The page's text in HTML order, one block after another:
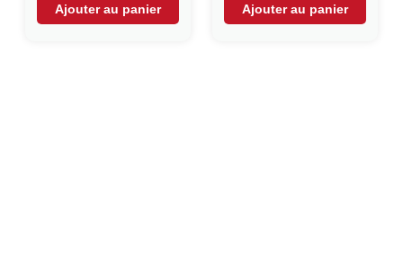
Ajouter au panier Ajouter au panier